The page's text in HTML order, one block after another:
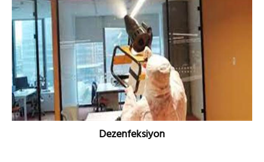
DETAYLI BİLGİ
Dezenfeksiyon